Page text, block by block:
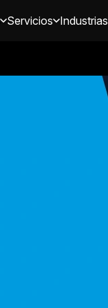
Servicios Industrias